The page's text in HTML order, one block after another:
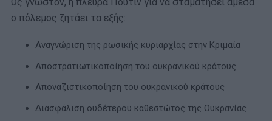
ο πόλεμος ζητάει τα εξής:
Αναγνώριση της ρωσικής κυριαρχίας στην Κριμαία
Αποστρατιωτικοποίηση του ουκρανικού κράτους
Αποναζιστικοποίηση του ουκρανικού κράτους
Διασφάλιση ουδέτερου καθεστώτος της Ουκρανίας